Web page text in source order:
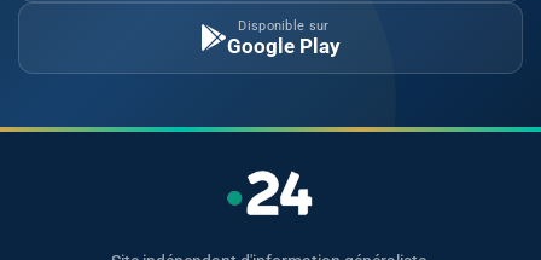
Disponible sur
Google Play